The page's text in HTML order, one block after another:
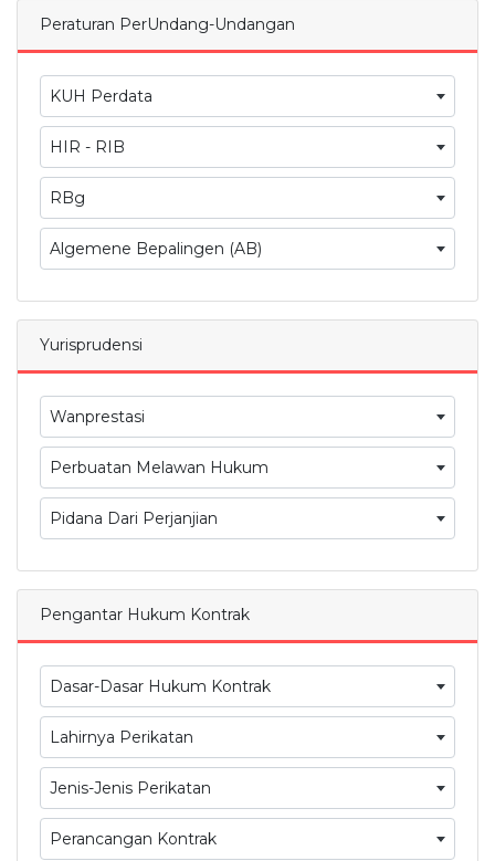
Peraturan PerUndang-Undangan
KUH Perdata
HIR - RIB
RBg
Algemene Bepalingen (AB)
Yurisprudensi
Wanprestasi
Perbuatan Melawan Hukum
Pidana Dari Perjanjian
Pengantar Hukum Kontrak
Dasar-Dasar Hukum Kontrak
Lahirnya Perikatan
Jenis-Jenis Perikatan
Perancangan Kontrak